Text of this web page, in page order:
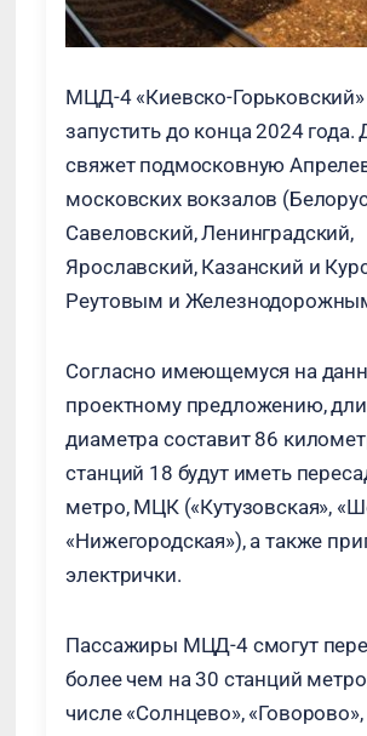
МЦД-4 «Киевско-
запустить до конца 2024 года.
свяжет подмосковную
московских вокзалов
Савеловский, Ленинградский,
Ярославский, Казанский и
Реутовым и
Согласно имеющемуся на
проектному предложению,
диаметра составит 86
станций 18 будут иметь
метро, МЦК («Кутузовская»,
«Нижегородская»), а также
электрички.
Пассажиры МЦД-4 смогут
более чем на 30 станций
числе «Солнцево», «Говорово»,